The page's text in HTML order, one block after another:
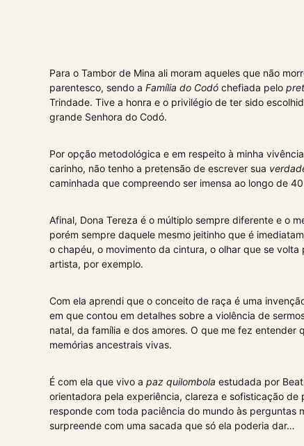
Para o Tambor de Mina ali moram aqueles que não
parentesco, sendo a Família do Codó chefiada pelo
Trindade. Tive a honra e o privilégio de ter sido
grande Senhora do Codó.
Por opção metodológica e em respeito à minha
carinho, não tenho a pretensão de escrever sua
caminhada que compreendo ser imensa ao longo de
Afinal, Dona Tereza é o múltiplo sempre diferente e o
porém sempre daquele mesmo jeitinho que é
o chapéu, o movimento da cintura, o olhar que se
artista, por exemplo.
Com ela aprendi que o conceito de raça é uma
em que contou em detalhes sobre a violência de
natal, da família e dos amores. O que me fez entender
memórias ancestrais vivas.
É com ela que vivo a paz quilombola estudada por
orientadora pela experiência, clareza e sofisticação de
responde com toda paciência do mundo às perguntas
surpreende com uma sacada que só ela poderia dar…